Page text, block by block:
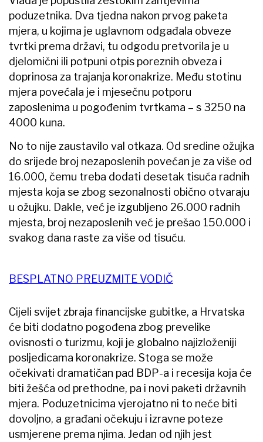
poduzetnika. Dva tjedna nakon prvog paketa
mjera, u kojima je uglavnom odgađala obveze
tvrtki prema državi, tu odgodu pretvorila je u
djelomični ili potpuni otpis poreznih obveza i
doprinosa za trajanja koronakrize. Među stotinu
mjera povećala je i mjesečnu potporu
zaposlenima u pogođenim tvrtkama – s 3250 na
4000 kuna.
No to nije zaustavilo val otkaza. Od sredine ožujka
do srijede broj nezaposlenih povećan je za više od
16.000, čemu treba dodati desetak tisuća radnih
mjesta koja se zbog sezonalnosti obično otvaraju
u ožujku. Dakle, već je izgubljeno 26.000 radnih
mjesta, broj nezaposlenih već je prešao 150.000 i
svakog dana raste za više od tisuću.
BESPLATNO PREUZMITE VODIČ
Cijeli svijet zbraja financijske gubitke, a Hrvatska
će biti dodatno pogođena zbog prevelike
ovisnosti o turizmu, koji je globalno najizloženiji
posljedicama koronakrize. Stoga se može
očekivati dramatičan pad BDP-a i recesija koja će
biti žešća od prethodne, pa i novi paketi državnih
mjera. Poduzetnicima vjerojatno ni to neće biti
dovoljno, a građani očekuju i izravne poteze
usmjerene prema njima. Jedan od njih jest